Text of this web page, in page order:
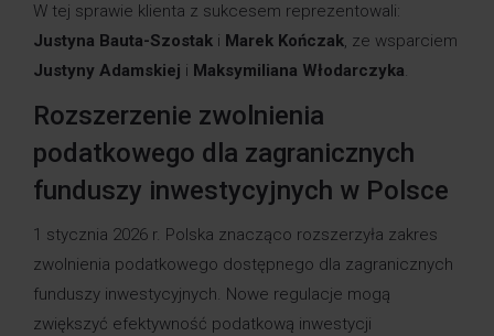
W tej sprawie klienta z sukcesem reprezentowali:
Justyna Bauta-Szostak i Marek Kończak, ze wsparciem
Justyny Adamskiej i Maksymiliana Włodarczyka.
Rozszerzenie zwolnienia
podatkowego dla zagranicznych
funduszy inwestycyjnych w Polsce
1 stycznia 2026 r. Polska znacząco rozszerzyła zakres
zwolnienia podatkowego dostępnego dla zagranicznych
funduszy inwestycyjnych. Nowe regulacje mogą
zwiększyć efektywność podatkową inwestycji